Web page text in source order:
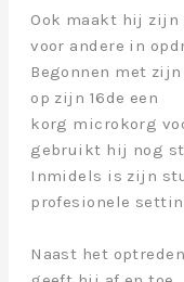
Ook maakt hij
voor andere in
Begonnen met
op zijn 16de een
korg microkorg
gebruikt hij nog
Inmidels is zijn
profesionele
Naast het